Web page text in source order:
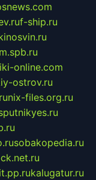
f-ship.ru
online.com
ostrov.ru
nix-files.org.ru
sobakopedia.ru
kalugatur.ru